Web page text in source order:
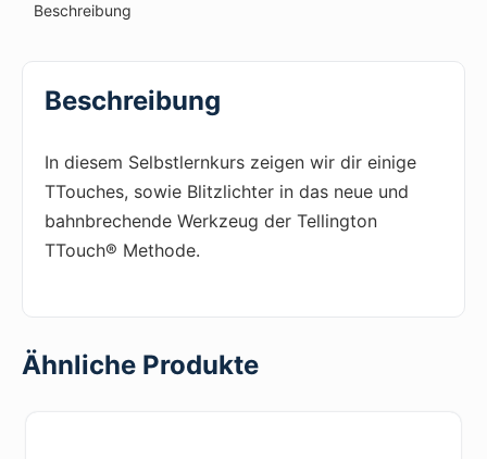
Beschreibung
Beschreibung
In diesem Selbstlernkurs zeigen wir dir einige
TTouches, sowie Blitzlichter in das neue und
bahnbrechende Werkzeug der Tellington
TTouch® Methode.
Ähnliche Produkte